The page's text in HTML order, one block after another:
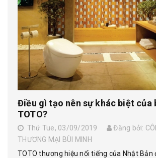
Điều gì tạo nên sự khác biệt của
TOTO?
Thứ Tue, 03/09/2019
Đăng bởi:
THƯƠNG MẠI BÙI MINH
TOTO thương hiệu nổi tiếng của Nhật Bản